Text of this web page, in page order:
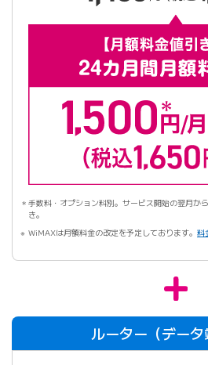
手数料・オプション料別。サービス開始の翌月か
き。
WiMAXは月額料金の改定を予定しております。 料
ルーター（デー